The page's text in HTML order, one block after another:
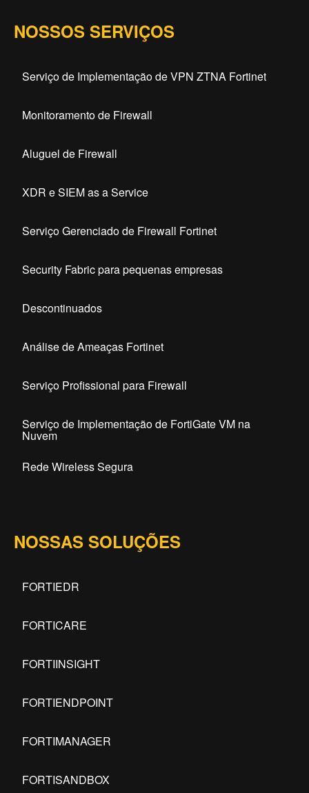
NOSSOS SERVIÇOS
Serviço de Implementação de VPN ZTNA Fortinet
Monitoramento de Firewall
Aluguel de Firewall
XDR e SIEM as a Service
Serviço Gerenciado de Firewall Fortinet
Security Fabric para pequenas empresas
Descontinuados
Análise de Ameaças Fortinet
Serviço Profissional para Firewall
Serviço de Implementação de FortiGate VM na
Nuvem
Rede Wireless Segura
NOSSAS SOLUÇÕES
FORTIEDR
FORTICARE
FORTIINSIGHT
FORTIENDPOINT
FORTIMANAGER
FORTISANDBOX